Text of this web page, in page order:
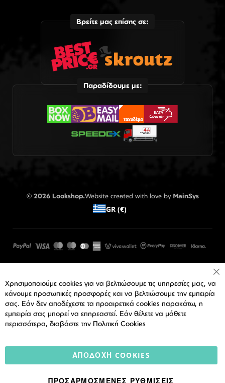
Βρείτε μας επίσης σε:
Παραδίδουμε με:
© 2026 Lookshop.Website created with love by MainSys
GR (€)
Χρησιμοποιούμε cookies για να βελτιώσουμε τις υπηρεσίες μας, να
κάνουμε προσωπικές προσφορές και να βελτιώσουμε την εμπειρία
σας. Εάν δεν αποδέχεστε τα προαιρετικά cookies παρακάτω, η
εμπειρία σας μπορεί να επηρεαστεί. Εάν θέλετε να μάθετε
περισσότερα, διαβάστε την Πολιτική Cookies
ΑΠΟΔΟΧΉ COOKIES
ΠΡΟΣΑΡΜΟΣΜΈΝΕΣ ΡΥΘΜΊΣΕΙΣ